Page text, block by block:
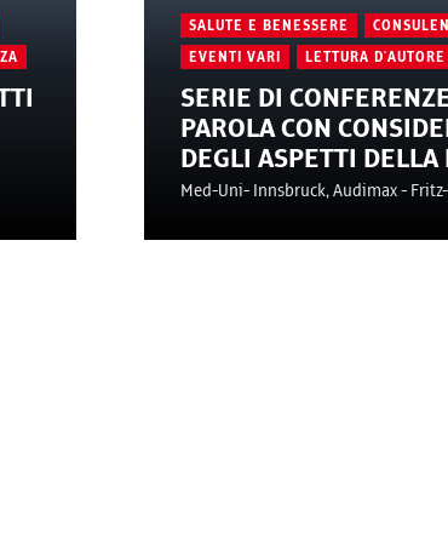
SALUTE E BENESSERE
EVENTI VARI LETTURA
SERIE DI
PAROLA CON
DEGLI ASPETTI DELLA
Med-Uni- Innsbruck, Audimax -